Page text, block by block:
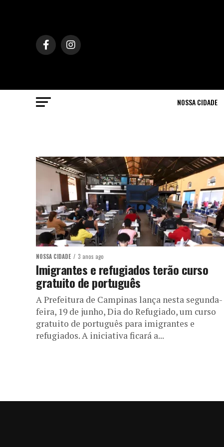
NOSSA CIDADE
NOSSA CIDADE 3 anos ago
Imigrantes e refugiados terão curso
gratuito de português
A Prefeitura de Campinas lança nesta segunda-
feira, 19 de junho, Dia do Refugiado, um curso
gratuito de português para imigrantes e
refugiados. A iniciativa ficará a...